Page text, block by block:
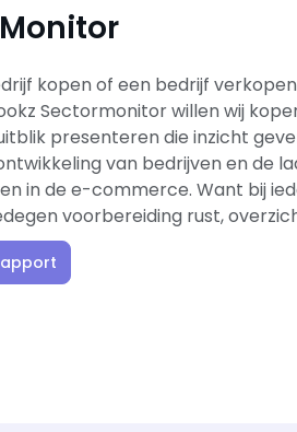
kopen of een bedrijf
Sectormonitor willen wij
presenteren die inzicht
van bedrijven en de
in de e-commerce. Want bij
voorbereiding rust,